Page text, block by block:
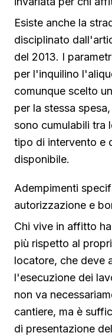
Esiste anche la
disciplinato
del 2013. I
per l'inquilino
comunque scelto
per la stessa
sono cumulabili tra
tipo di intervento e
disponibile.
Adempimenti
autorizzazione e
Chi vive in affitto
più rispetto al
locatore, che deve
l'esecuzione dei
non va
cantiere, ma è
di presentazione